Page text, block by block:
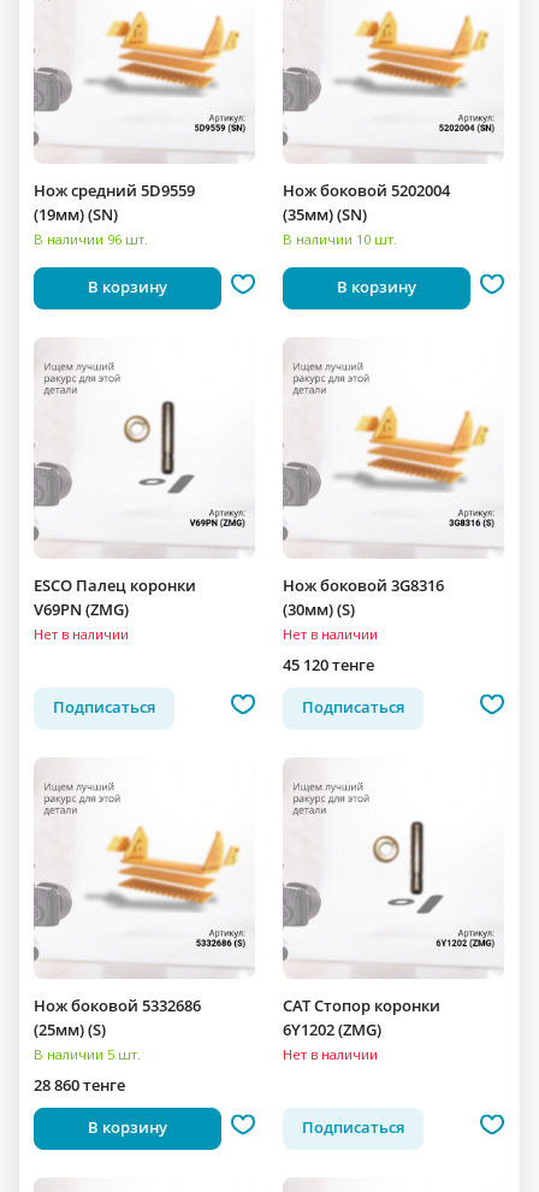
Нож средний 5D9559
(19мм) (SN)
В наличии 96 шт.
В корзину
Нож боковой 5202004
(35мм) (SN)
В наличии 10 шт.
В корзину
ESCO Палец коронки
V69PN (ZMG)
Нет в наличии
Подписаться
Нож боковой 3G8316
(30мм) (S)
Нет в наличии
45 120 тенге
Подписаться
Нож боковой 5332686
(25мм) (S)
В наличии 5 шт.
28 860 тенге
В корзину
CAT Стопор коронки
6Y1202 (ZMG)
Нет в наличии
Подписаться